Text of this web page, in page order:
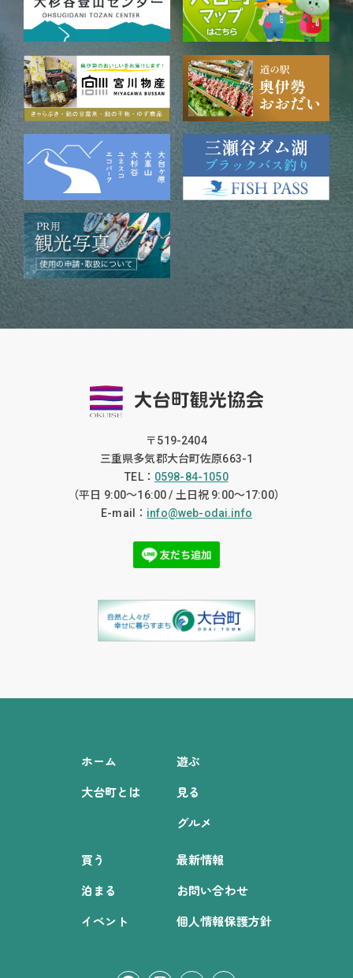
〒519-2404
三重県多気郡大台町佐原663-1
TEL： 0598-84-1050
（平日 9:00〜16:00 / 土日祝 9:00〜17:00）
E-mail： info@web-odai.info
ホーム
大台町とは
遊ぶ
見る
グルメ
買う
泊まる
イベント
最新情報
お問い合わせ
個人情報保護方針